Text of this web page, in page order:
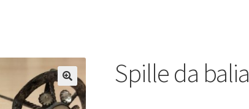
🔍
Spille da balia